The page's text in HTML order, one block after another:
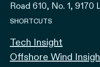
Road 610, No. 1, 9170
SHORTCUTS
Tech Insight
Offshore Wind